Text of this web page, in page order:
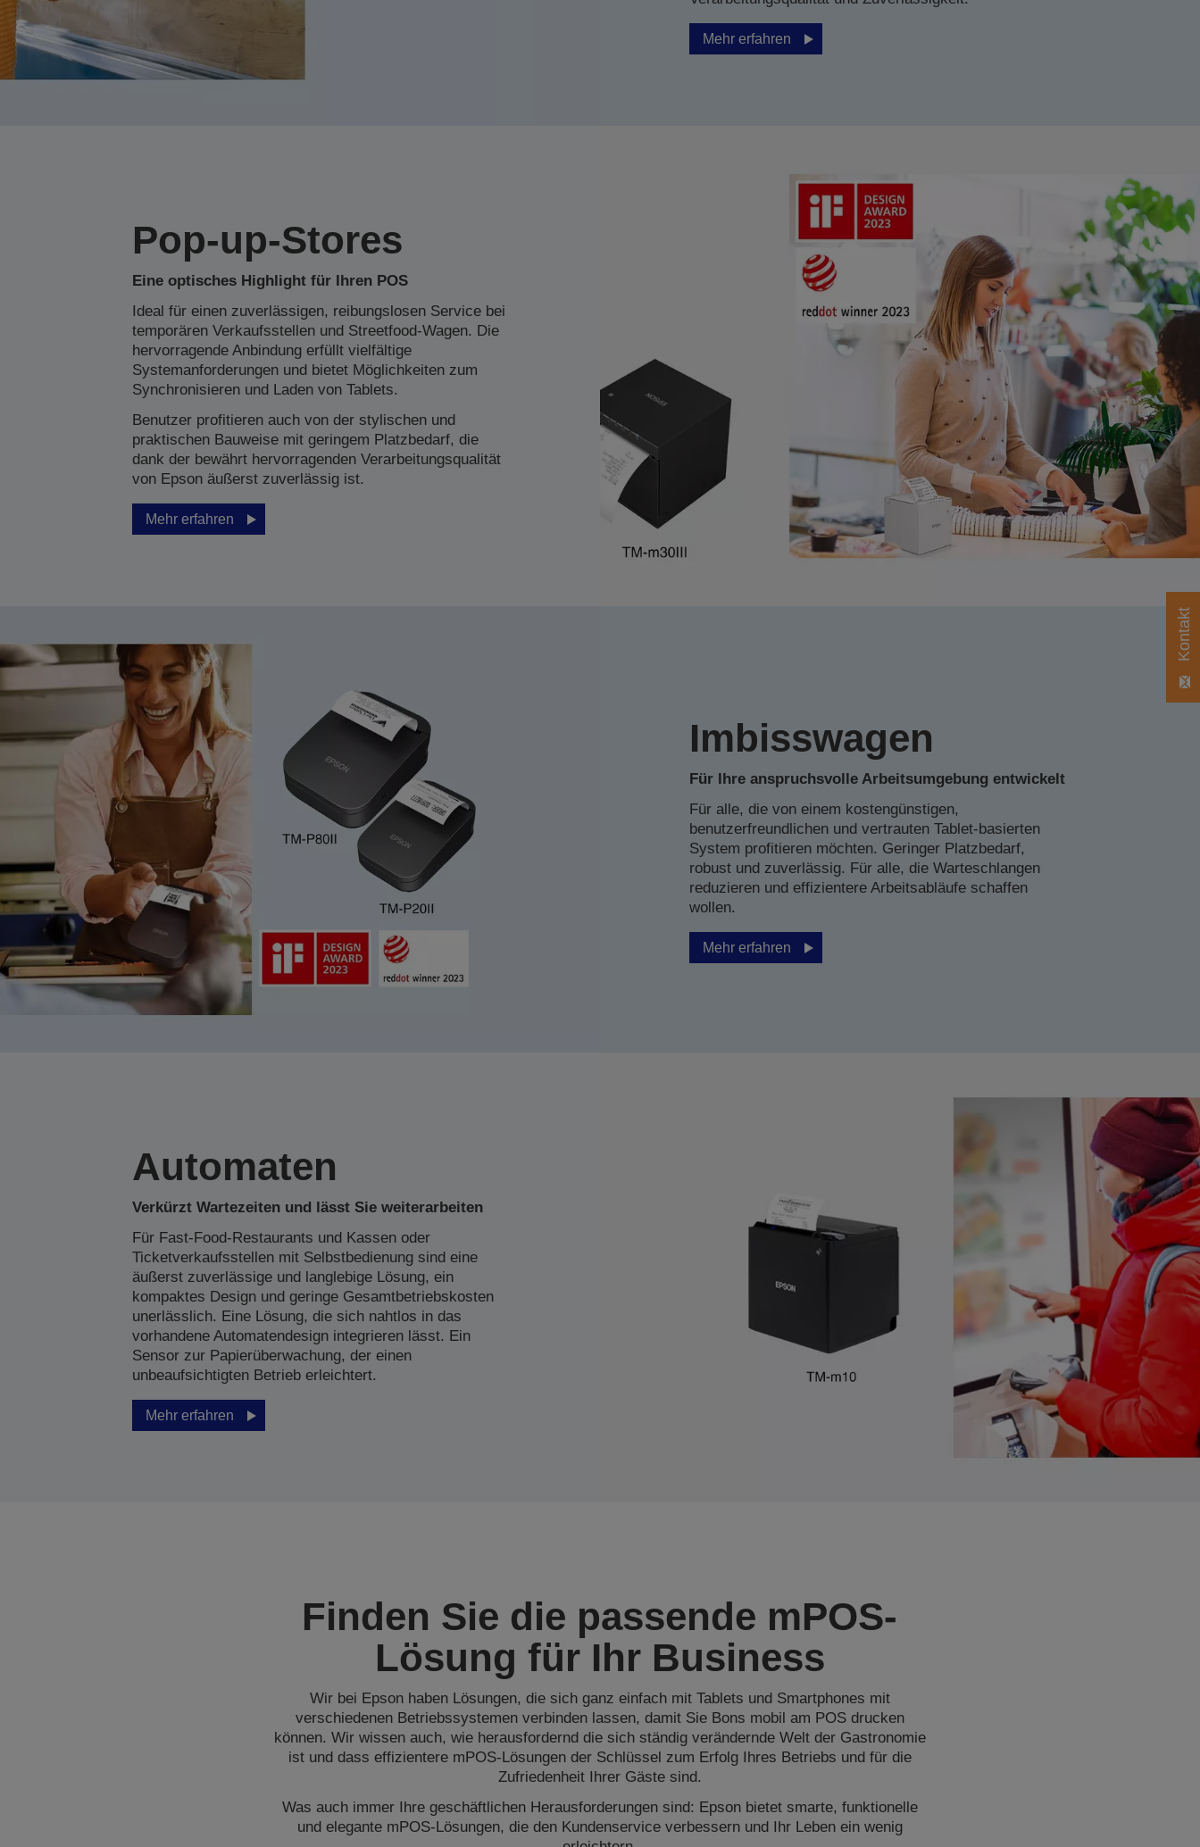
Mehr erfahren
Pop-up-Stores
Eine optisches Highlight für Ihren POS
Ideal für einen zuverlässigen, reibungslosen Service bei
temporären Verkaufsstellen und Streetfood-Wagen. Die
hervorragende Anbindung erfüllt vielfältige
Systemanforderungen und bietet Möglichkeiten zum
Synchronisieren und Laden von Tablets.
Benutzer profitieren auch von der stylischen und
praktischen Bauweise mit geringem Platzbedarf, die
dank der bewährt hervorragenden Verarbeitungsqualität
von Epson äußerst zuverlässig ist.
Mehr erfahren
Imbisswagen
Für Ihre anspruchsvolle Arbeitsumgebung entwickelt
Für alle, die von einem kostengünstigen,
benutzerfreundlichen und vertrauten Tablet-basierten
System profitieren möchten. Geringer Platzbedarf,
robust und zuverlässig. Für alle, die Warteschlangen
reduzieren und effizientere Arbeitsabläufe schaffen
wollen.
Mehr erfahren
Automaten
Verkürzt Wartezeiten und lässt Sie weiterarbeiten
Für Fast-Food-Restaurants und Kassen oder
Ticketverkaufsstellen mit Selbstbedienung sind eine
äußerst zuverlässige und langlebige Lösung, ein
kompaktes Design und geringe Gesamtbetriebskosten
unerlässlich. Eine Lösung, die sich nahtlos in das
vorhandene Automatendesign integrieren lässt. Ein
Sensor zur Papierüberwachung, der einen
unbeaufsichtigten Betrieb erleichtert.
Mehr erfahren
Finden Sie die passende mPOS-
Lösung für Ihr Business
Wir bei Epson haben Lösungen, die sich ganz einfach mit Tablets und Smartphones mit
verschiedenen Betriebssystemen verbinden lassen, damit Sie Bons mobil am POS drucken
können. Wir wissen auch, wie herausfordernd die sich ständig verändernde Welt der Gastronomie
ist und dass effizientere mPOS-Lösungen der Schlüssel zum Erfolg Ihres Betriebs und für die
Zufriedenheit Ihrer Gäste sind.
Was auch immer Ihre geschäftlichen Herausforderungen sind: Epson bietet smarte, funktionelle
und elegante mPOS-Lösungen, die den Kundenservice verbessern und Ihr Leben ein wenig
Kontakt